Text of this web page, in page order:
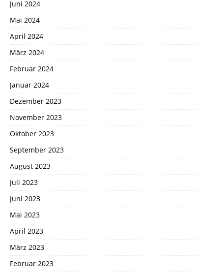
Juni 2024
Mai 2024
April 2024
März 2024
Februar 2024
Januar 2024
Dezember 2023
November 2023
Oktober 2023
September 2023
August 2023
Juli 2023
Juni 2023
Mai 2023
April 2023
März 2023
Februar 2023